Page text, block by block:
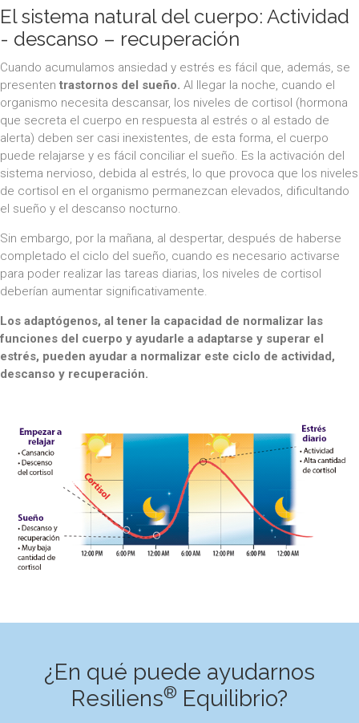
El sistema natural del cuerpo: Actividad
- descanso – recuperación
Cuando acumulamos ansiedad y estrés es fácil que, además, se
presenten trastornos del sueño. Al llegar la noche, cuando el
organismo necesita descansar, los niveles de cortisol (hormona
que secreta el cuerpo en respuesta al estrés o al estado de
alerta) deben ser casi inexistentes, de esta forma, el cuerpo
puede relajarse y es fácil conciliar el sueño. Es la activación del
sistema nervioso, debida al estrés, lo que provoca que los niveles
de cortisol en el organismo permanezcan elevados, dificultando
el sueño y el descanso nocturno.
Sin embargo, por la mañana, al despertar, después de haberse
completado el ciclo del sueño, cuando es necesario activarse
para poder realizar las tareas diarias, los niveles de cortisol
deberían aumentar significativamente.
Los adaptógenos, al tener la capacidad de normalizar las
funciones del cuerpo y ayudarle a adaptarse y superar el
estrés, pueden ayudar a normalizar este ciclo de actividad,
descanso y recuperación.
¿En qué puede ayudarnos
Resiliens® Equilibrio?